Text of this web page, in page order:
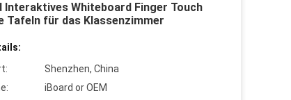
Interaktives Whiteboard Finger Touch
Tafeln für das Klassenzimmer
Shenzhen, China
iBoard or OEM